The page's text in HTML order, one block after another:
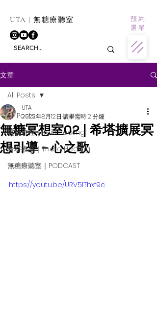
UTA | 無糖療聽室
預 約
選 單
文章
All Posts
靈氣旅程｜Reiki Healing
希塔療癒｜Theta Healing
無糖療聽室｜PODCAST
All Posts
無糖冥想室02 | 希塔擴展冥
想引導－心之歌
UTA
2022年8月12日 讀畢需時 2 分鐘
https://youtu.be/URV5lThxf9c